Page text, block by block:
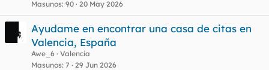
Masunos 90 20 May 2026
Ayudame en encontrar una casa de citas en
Valencia, España
Awe_6 Valencia
Masunos 7 29 Jun 2026